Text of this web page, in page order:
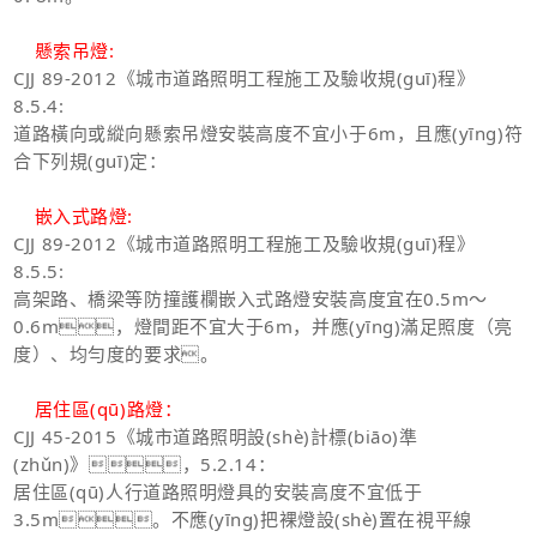
懸索吊燈:
CJJ 89-2012 《城市道路照明工程施工及驗收規(guī)程》
8.5.4:
道路橫向或縱向懸索吊燈安裝高度不宜小于6m，且應(yīng)符
合下列規(guī)定：
嵌入式路燈:
CJJ 89-2012 《城市道路照明工程施工及驗收規(guī)程》
8.5.5:
高架路、橋梁等防撞護欄嵌入式路燈安裝高度宜在0.5m～
0.6m，燈間距不宜大于6m，并應(yīng)滿足照度（亮
度）、均勻度的要求。
居住區(qū)路燈：
CJJ 45-2015 《城市道路照明設(shè)計標(biāo)準
(zhǔn)》，5.2.14：
居住區(qū)人行道路照明燈具的安裝高度不宜低于
3.5m。不應(yīng)把裸燈設(shè)置在視平線